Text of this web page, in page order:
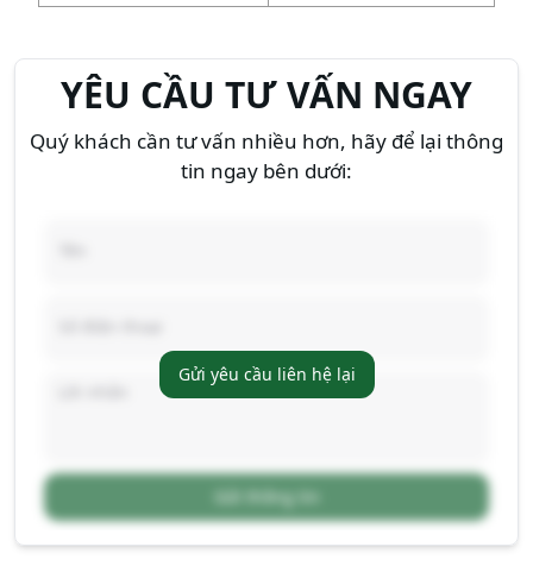
YÊU CẦU TƯ VẤN NGAY
Quý khách cần tư vấn nhiều hơn, hãy để lại thông
tin ngay bên dưới:
Gửi thông tin
Gửi yêu cầu liên hệ lại